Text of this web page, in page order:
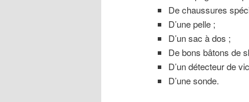
De chaussures
D’une pelle ;
D’un sac à dos ;
De bons bâtons de
D’un détecteur de
D’une sonde.